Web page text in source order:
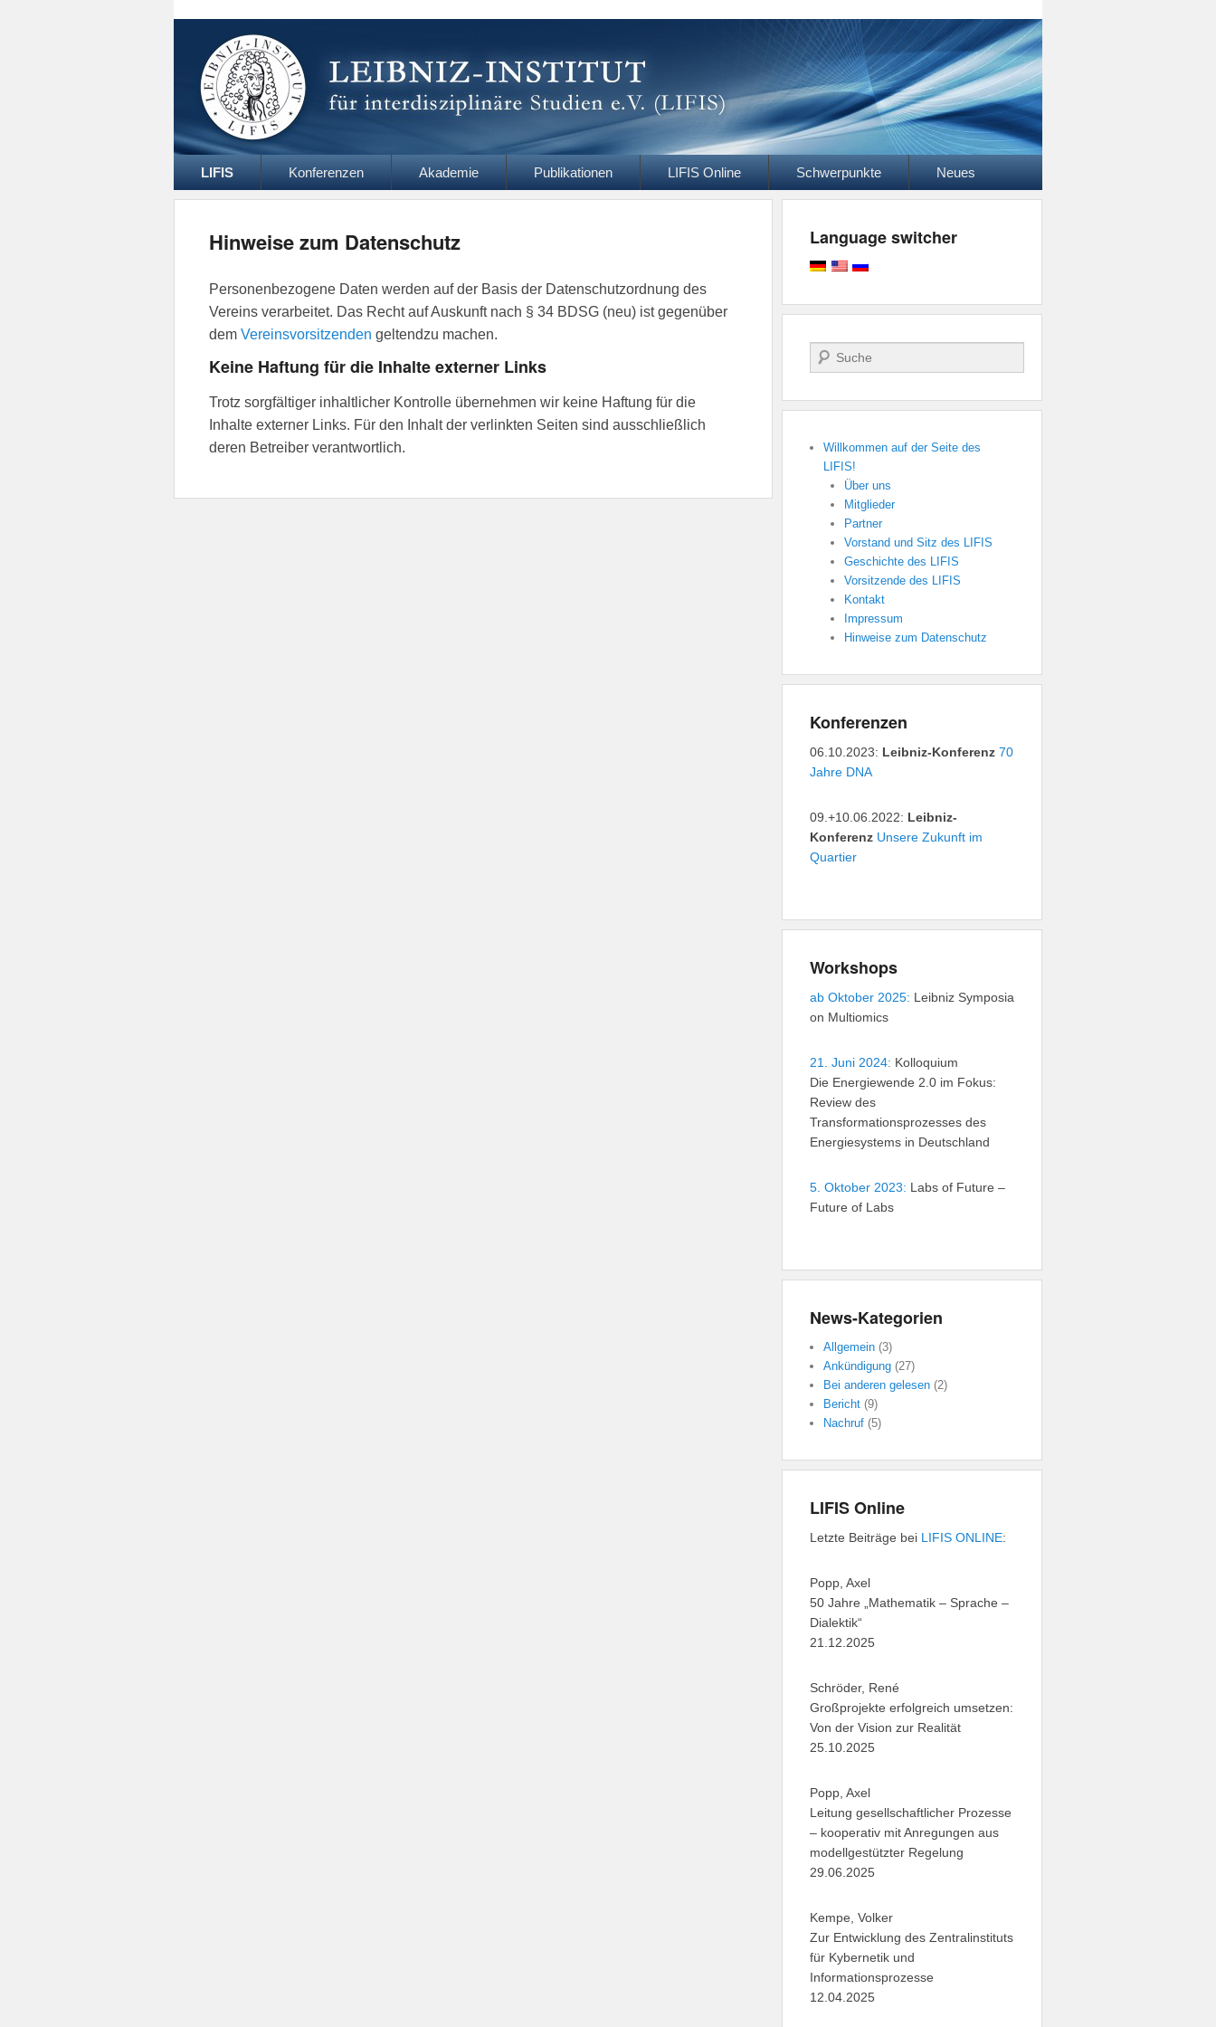
Leibniz Institut
Website des Leibniz Instituts für Interdisziplinäre Studien e.V.
Primäres
MenüLIFIS Konferenzen Akademie Publikationen LIFIS Online Schwerpunkte Neues
Hinweise zum Datenschutz
Personenbezogene Daten werden auf der Basis der Datenschutzordnung des
Vereins verarbeitet. Das Recht auf Auskunft nach § 34 BDSG (neu) ist gegenüber
dem Vereinsvorsitzenden geltendzu machen.
Keine Haftung für die Inhalte externer Links
Trotz sorgfältiger inhaltlicher Kontrolle übernehmen wir keine Haftung für die
Inhalte externer Links. Für den Inhalt der verlinkten Seiten sind ausschließlich
deren Betreiber verantwortlich.
Language switcher
Suchen
Willkommen auf der Seite des
LIFIS!
Über uns
Mitglieder
Partner
Vorstand und Sitz des LIFIS
Geschichte des LIFIS
Vorsitzende des LIFIS
Kontakt
Impressum
Hinweise zum Datenschutz
Konferenzen
06.10.2023: Leibniz-Konferenz 70
Jahre DNA
09.+10.06.2022: Leibniz-
Konferenz Unsere Zukunft im
Quartier
Workshops
ab Oktober 2025: Leibniz Symposia
on Multiomics
21. Juni 2024: Kolloquium
Die Energiewende 2.0 im Fokus:
Review des
Transformationsprozesses des
Energiesystems in Deutschland
5. Oktober 2023: Labs of Future –
Future of Labs
News-Kategorien
Allgemein (3)
Ankündigung (27)
Bei anderen gelesen (2)
Bericht (9)
Nachruf (5)
LIFIS Online
Letzte Beiträge bei LIFIS ONLINE:
Popp, Axel
50 Jahre „Mathematik – Sprache –
Dialektik“
21.12.2025
Schröder, René
Großprojekte erfolgreich umsetzen:
Von der Vision zur Realität
25.10.2025
Popp, Axel
Leitung gesellschaftlicher Prozesse
– kooperativ mit Anregungen aus
modellgestützter Regelung
29.06.2025
Kempe, Volker
Zur Entwicklung des Zentralinstituts
für Kybernetik und
Informationsprozesse
12.04.2025